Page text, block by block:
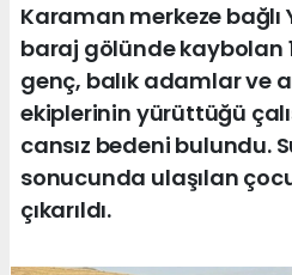
Karaman merkeze bağlı
baraj gölünde kaybolan
genç, balık adamlar ve
ekiplerinin yürüttüğü
cansız bedeni bulundu.
sonucunda ulaşılan
çıkarıldı.